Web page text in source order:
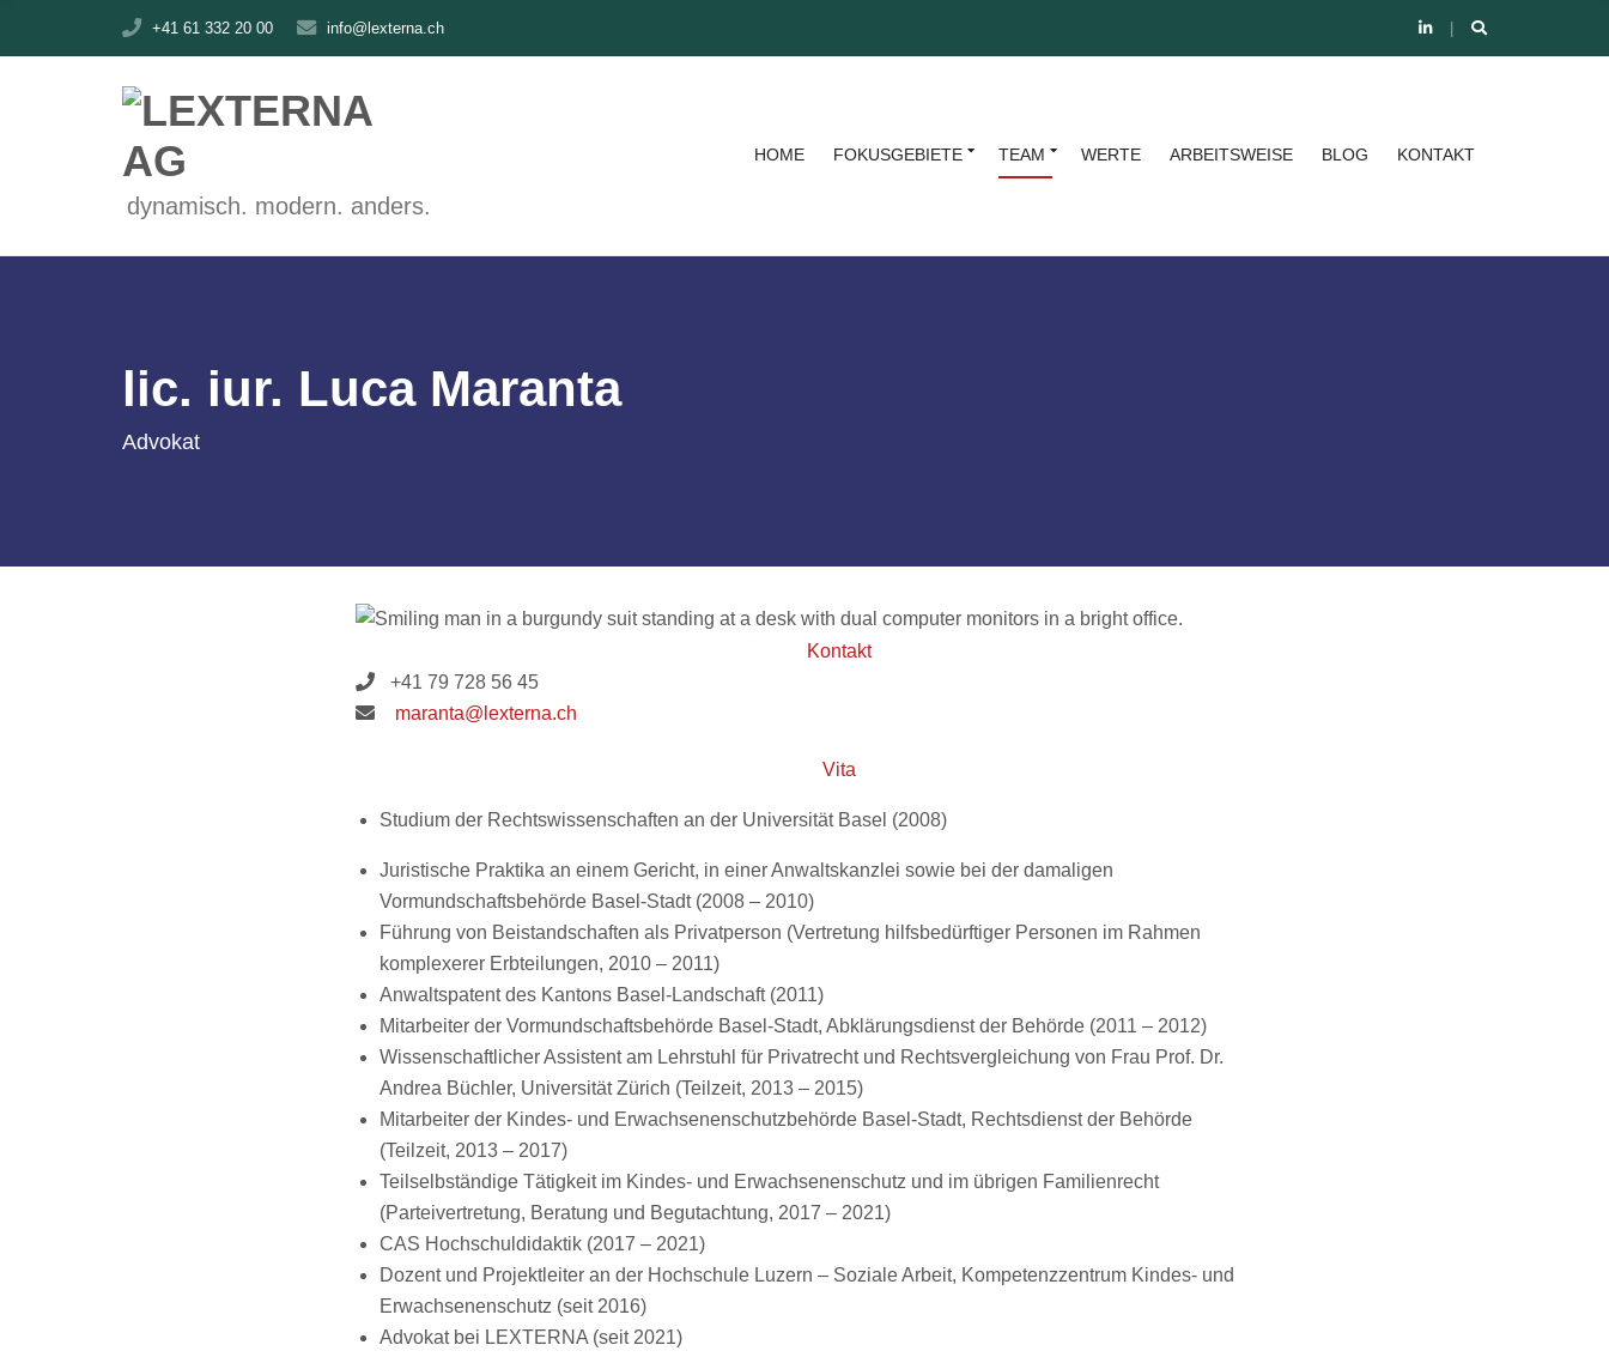
+41 61 332 20 00 info@lexterna.ch
dynamisch. modern. anders.
HOME FOKUSGEBIETE TEAM WERTE ARBEITSWEISE BLOG KONTAKT
lic. iur. Luca Maranta
Advokat
Kontakt
+41 79 728 56 45
maranta@lexterna.ch
Vita
Studium der Rechtswissenschaften an der Universität Basel (2008)
Juristische Praktika an einem Gericht, in einer Anwaltskanzlei sowie bei der damaligen
Vormundschaftsbehörde Basel-Stadt (2008 – 2010)
Führung von Beistandschaften als Privatperson (Vertretung hilfsbedürftiger Personen im Rahmen
komplexerer Erbteilungen, 2010 – 2011)
Anwaltspatent des Kantons Basel-Landschaft (2011)
Mitarbeiter der Vormundschaftsbehörde Basel-Stadt, Abklärungsdienst der Behörde (2011 – 2012)
Wissenschaftlicher Assistent am Lehrstuhl für Privatrecht und Rechtsvergleichung von Frau Prof. Dr.
Andrea Büchler, Universität Zürich (Teilzeit, 2013 – 2015)
Mitarbeiter der Kindes- und Erwachsenenschutzbehörde Basel-Stadt, Rechtsdienst der Behörde
(Teilzeit, 2013 – 2017)
Teilselbständige Tätigkeit im Kindes- und Erwachsenenschutz und im übrigen Familienrecht
(Parteivertretung, Beratung und Begutachtung, 2017 – 2021)
CAS Hochschuldidaktik (2017 – 2021)
Dozent und Projektleiter an der Hochschule Luzern – Soziale Arbeit, Kompetenzzentrum Kindes- und
Erwachsenenschutz (seit 2016)
Advokat bei LEXTERNA (seit 2021)